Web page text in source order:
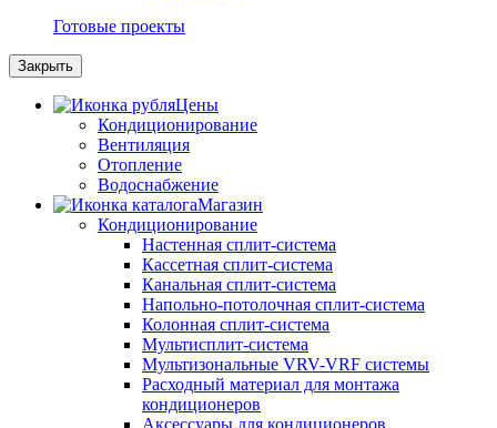
Готовые проекты
Закрыть
Цены
Кондиционирование
Вентиляция
Отопление
Водоснабжение
Магазин
Кондиционирование
Настенная сплит-система
Кассетная сплит-система
Канальная сплит-система
Напольно-потолочная сплит-система
Колонная сплит-система
Мультисплит-система
Мультизональные VRV-VRF системы
Расходный материал для монтажа
кондиционеров